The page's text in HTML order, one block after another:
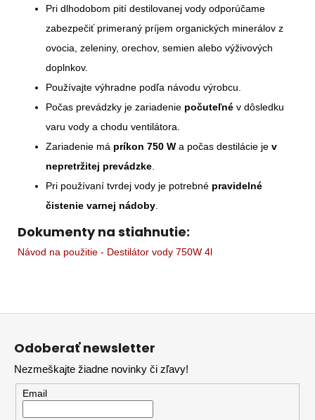
Pri dlhodobom pití destilovanej vody odporúčame
zabezpečiť primeraný príjem organických minerálov z
ovocia, zeleniny, orechov, semien alebo výživových
doplnkov.
Používajte výhradne podľa návodu výrobcu.
Počas prevádzky je zariadenie počuteľné v dôsledku
varu vody a chodu ventilátora.
Zariadenie má príkon 750 W a počas destilácie je v
nepretržitej prevádzke
Pri používaní tvrdej vody je potrebné pravidelné
čistenie varnej nádoby
Dokumenty na stiahnutie:
Návod na použitie - Destilátor vody 750W 4l
Z
Odoberať newsletter
Nezmeškajte žiadne novinky či zľavy!
Email